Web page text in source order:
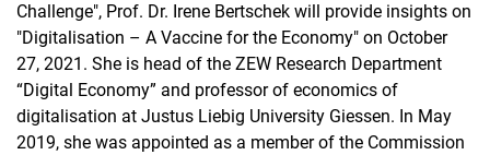
Challenge", Prof. Dr. Irene Bertschek will provide insights on
"Digitalisation – A Vaccine for the Economy" on October
27, 2021. She is head of the ZEW Research Department
“Digital Economy” and professor of economics of
digitalisation at Justus Liebig University Giessen. In May
2019, she was appointed as a member of the Commission